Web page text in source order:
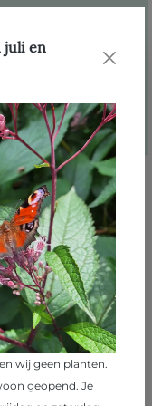
juli en
wij geen planten.
geopend. Je